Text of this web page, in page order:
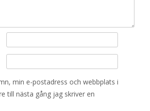
min e-postadress och webbplats i
till nästa gång jag skriver en